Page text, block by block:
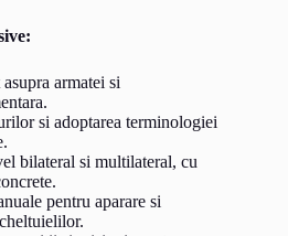
armatei si
si adoptarea terminologiei
bilateral si multilateral, cu
pentru aparare si